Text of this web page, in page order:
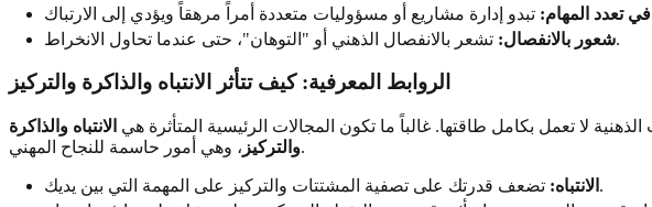
تعدد المهام:
شعور بالانفصال:تشعر بالانفصال الذهني أو "التوهان"، حتى عندما تحاول الانخراط.
الروابط المعرفية: كيف تتأثر الانتباه والذاكرة والتركيز
لا تعمل بكامل طاقتها. غالباً ما تكون المجالات الرئيسية المتأثرة هي الانتباه والذاكرة
والتركيز، وهي أمور حاسمة للنجاح المهني.
الانتباه: تضعف قدرتك على تصفية المشتتات والتركيز على المهمة التي بين يديك.